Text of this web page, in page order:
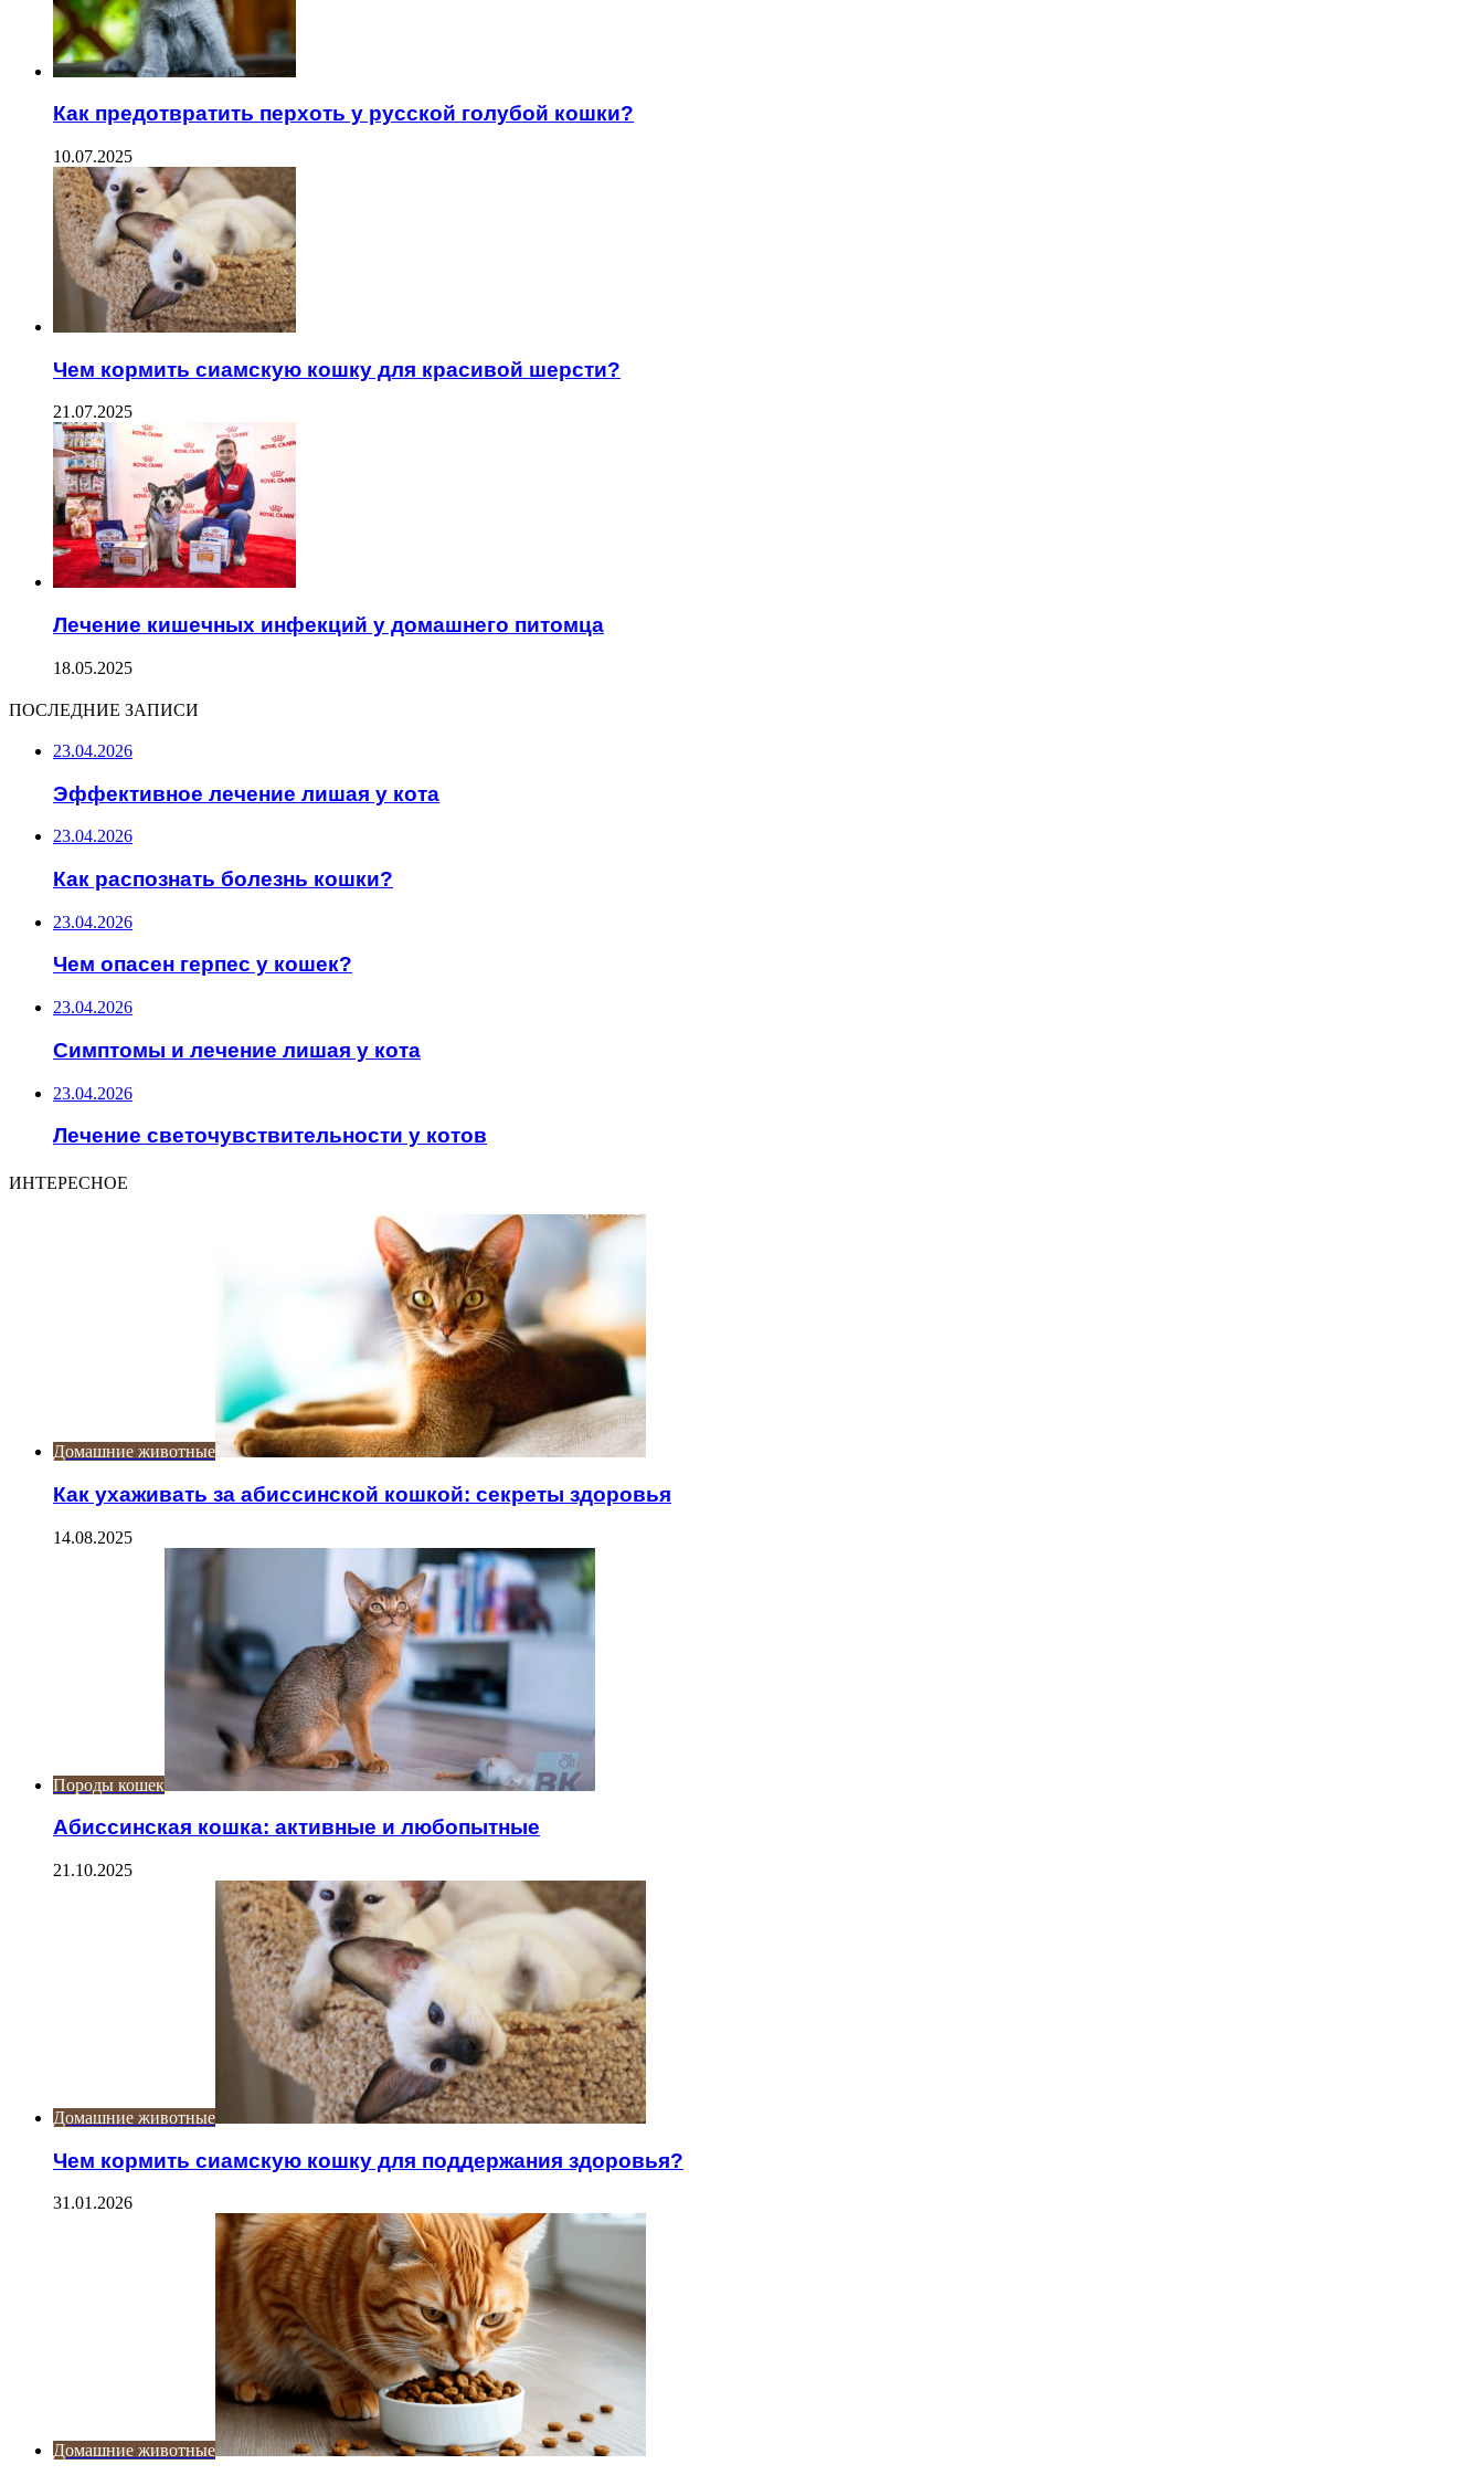
Как предотвратить перхоть у русской голубой кошки?
10.07.2025
Чем кормить сиамскую кошку для красивой шерсти?
21.07.2025
Лечение кишечных инфекций у домашнего питомца
18.05.2025
ПОСЛЕДНИЕ ЗАПИСИ
23.04.2026
Эффективное лечение лишая у кота
23.04.2026
Как распознать болезнь кошки?
23.04.2026
Чем опасен герпес у кошек?
23.04.2026
Симптомы и лечение лишая у кота
23.04.2026
Лечение светочувствительности у котов
ИНТЕРЕСНОЕ
Домашние животные
Как ухаживать за абиссинской кошкой: секреты здоровья
14.08.2025
Породы кошек
Абиссинская кошка: активные и любопытные
21.10.2025
Домашние животные
Чем кормить сиамскую кошку для поддержания здоровья?
31.01.2026
Домашние животные